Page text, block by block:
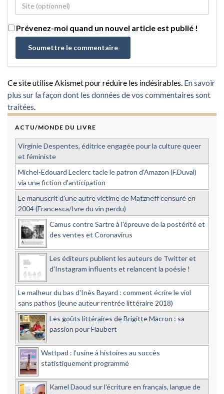
Prévenez-moi quand un nouvel article est publié !
Ce site utilise Akismet pour réduire les indésirables. En savoir
plus sur la façon dont les données de vos commentaires sont
traitées
ACTU/MONDE DU LIVRE
Virginie Despentes, éditrice engagée pour la culture queer
et féministe
Michel-Edouard Leclerc tacle le patron d'Amazon (F.Duval)
via une fiction d'anticipation
Le manuscrit d'une autre victime de Matzneff censuré en
2004 (Francesca/Ivre du vin perdu)
Camus contre Sartre à l'épreuve de la postérité et
des ventes et Coronavirus
Les éditeurs publient les auteurs de Twitter et
d'Instagram influents et relancent la poésie !
Le malheur du bas d'Inès Bayard : comment écrire le viol
sans pathos (jeune auteur rentrée littéraire 2018)
Les goûts littéraires de Brigitte Macron : sa
passion pour Flaubert
Wattpad : l'usine à histoires au succès
statistiquement programmé
Kamel Daoud sur l'écriture en français, langue de